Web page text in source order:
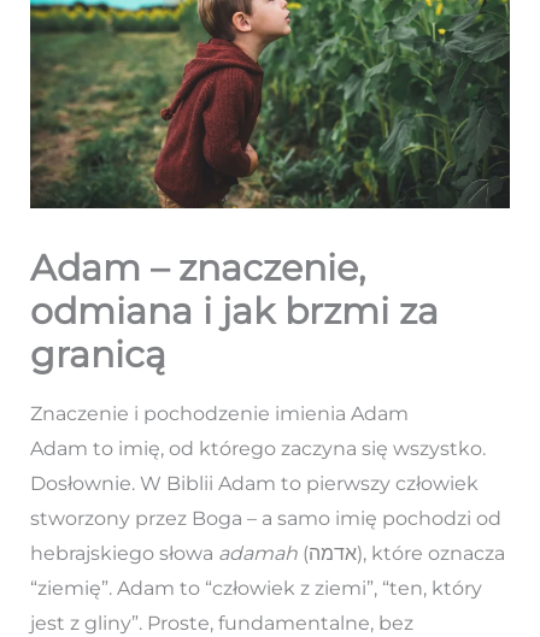
Adam – znaczenie,
odmiana i jak brzmi za
granicą
Znaczenie i pochodzenie imienia Adam
Adam to imię, od którego zaczyna się wszystko.
Dosłownie. W Biblii Adam to pierwszy człowiek
stworzony przez Boga – a samo imię pochodzi od
hebrajskiego słowa adamah(אדמה), które oznacza
“ziemię”. Adam to “człowiek z ziemi”, “ten, który
jest z gliny”. Proste, fundamentalne, bez